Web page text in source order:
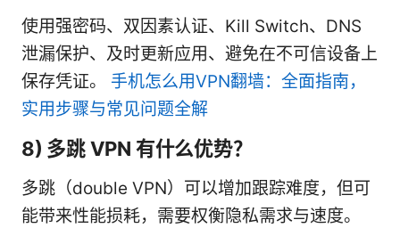
使用强密码、双因素认证、Kill Switch、DNS
泄漏保护、及时更新应用、避免在不可信设备上
保存凭证。 手机怎么用VPN翻墙：全面指南，
实用步骤与常见问题全解
8) 多跳 VPN 有什么优势？
多跳（double VPN）可以增加跟踪难度，但可
能带来性能损耗，需要权衡隐私需求与速度。